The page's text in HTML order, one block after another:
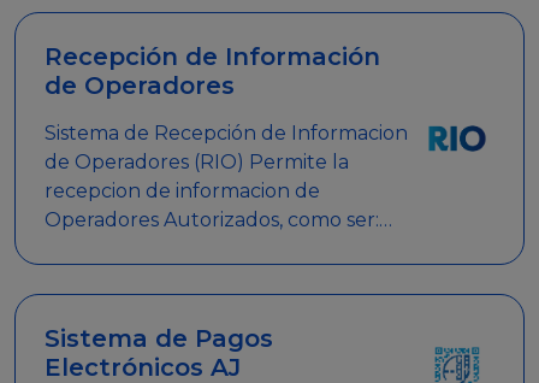
Recepción de Información
de Operadores
Sistema de Recepción de Informacion
de Operadores (RIO) Permite la
recepcion de informacion de
Operadores Autorizados, como ser:
Sistema de Pagos
Electrónicos AJ